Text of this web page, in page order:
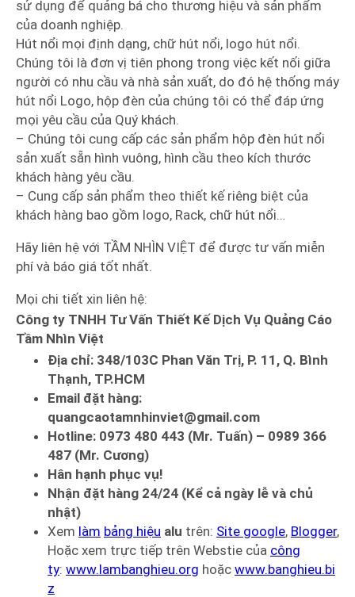
sử dụng để quảng bá cho thương hiệu và sản phẩm
của doanh nghiệp.
Hút nổi mọi định dạng, chữ hút nổi, logo hút nổi.
Chúng tôi là đơn vị tiên phong trong việc kết nối giữa
người có nhu cầu và nhà sản xuất, do đó hệ thống máy
hút nổi Logo, hộp đèn của chúng tôi có thể đáp ứng
mọi yêu cầu của Quý khách.
– Chúng tôi cung cấp các sản phẩm hộp đèn hút nổi
sản xuất sẵn hình vuông, hình cầu theo kích thước
khách hàng yêu cầu.
– Cung cấp sản phẩm theo thiết kế riêng biệt của
khách hàng bao gồm logo, Rack, chữ hút nổi…
Hãy liên hệ với TẦM NHÌN VIỆT để được tư vấn miễn
phí và báo giá tốt nhất.
Mọi chi tiết xin liên hệ:
Công ty TNHH Tư Vấn Thiết Kế Dịch Vụ Quảng Cáo
Tầm Nhìn Việt
Địa chỉ: 348/103C Phan Văn Trị, P. 11, Q. Bình
Thạnh, TP.HCM
Email đặt hàng:
quangcaotamnhinviet@gmail.com
Hotline: 0973 480 443 (Mr. Tuấn) – 0989 366
487 (Mr. Cương)
Hân hạnh phục vụ!
Nhận đặt hàng 24/24 (Kể cả ngày lễ và chủ
nhật)
Xem làm bảng hiệu alu trên: Site google, Blogger,
Hoặc xem trực tiếp trên Webstie của công
ty: www.lambanghieu.org hoặc www.banghieu.bi
z